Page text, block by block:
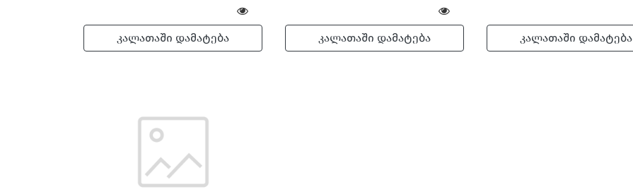
კალათაში დამატება კალათაში დამატება კალათაში დამატება